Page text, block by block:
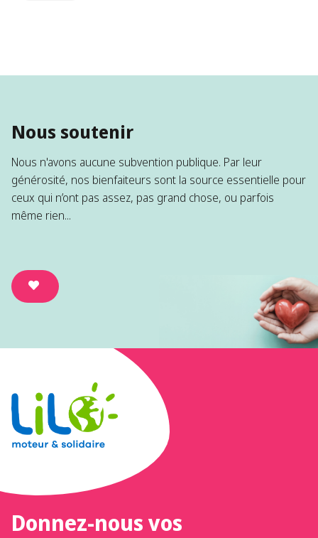
Nous soutenir
Nous n'avons aucune subvention publique. Par leur
générosité, nos bienfaiteurs sont la source essentielle pour
ceux qui n’ont pas assez, pas grand chose, ou parfois
même rien...
Donnez-nous vos